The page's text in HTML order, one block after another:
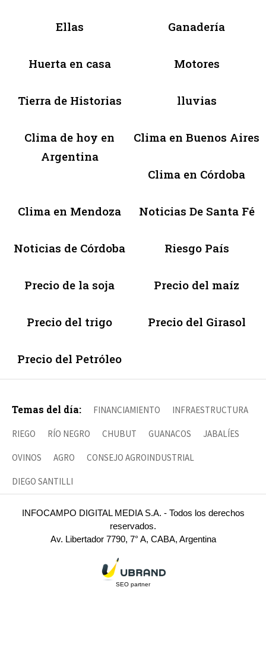
Ellas Ganadería
Huerta en casa Motores
Tierra de Historias lluvias
Clima de hoy en
Argentina
Clima en Buenos Aires
Clima en Córdoba
Clima en Mendoza Noticias De Santa Fé
Noticias de Córdoba Riesgo País
Precio de la soja Precio del maíz
Precio del trigo Precio del Girasol
Precio del Petróleo
Temas del día: FINANCIAMIENTO INFRAESTRUCTURA
RIEGO RÍO NEGRO CHUBUT GUANACOS JABALÍES
OVINOS AGRO CONSEJO AGROINDUSTRIAL
DIEGO SANTILLI
INFOCAMPO DIGITAL MEDIA S.A. - Todos los derechos
reservados.
Av. Libertador 7790, 7° A, CABA, Argentina
SEO partner